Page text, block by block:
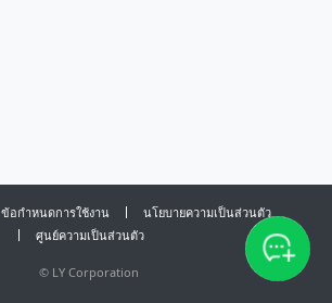
ข้อกำหนดการใช้งาน
นโยบายความเป็นส่วนตัว
ศูนย์ความเป็นส่วนตัว
© LY Corporation